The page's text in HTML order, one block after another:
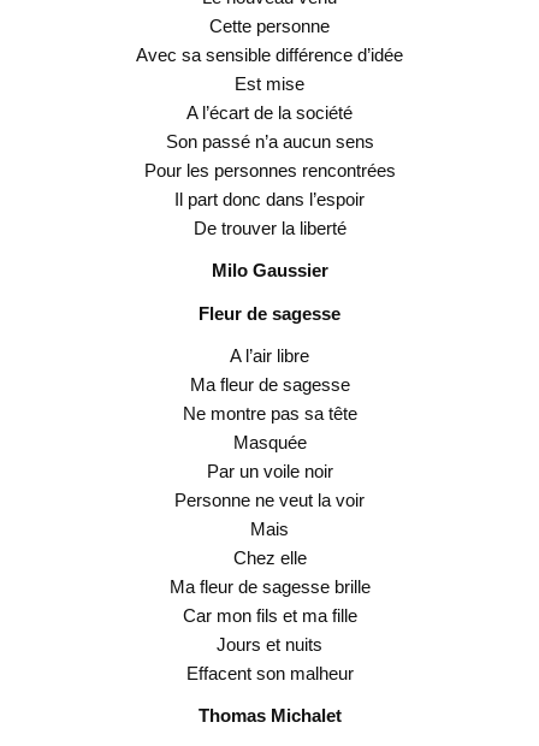
Cette personne
Avec sa sensible différence d’idée
Est mise
A l’écart de la société
Son passé n’a aucun sens
Pour les personnes rencontrées
Il part donc dans l’espoir
De trouver la liberté
Milo Gaussier
Fleur de sagesse
A l’air libre
Ma fleur de sagesse
Ne montre pas sa tête
Masquée
Par un voile noir
Personne ne veut la voir
Mais
Chez elle
Ma fleur de sagesse brille
Car mon fils et ma fille
Jours et nuits
Effacent son malheur
Thomas Michalet